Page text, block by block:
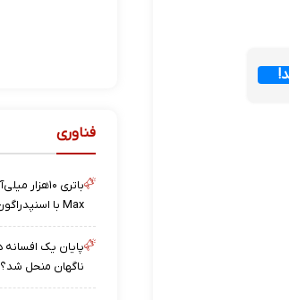
فناوری
Max با اسنپدراگون ۸ الیت ۶
ناگهان منحل شد؟